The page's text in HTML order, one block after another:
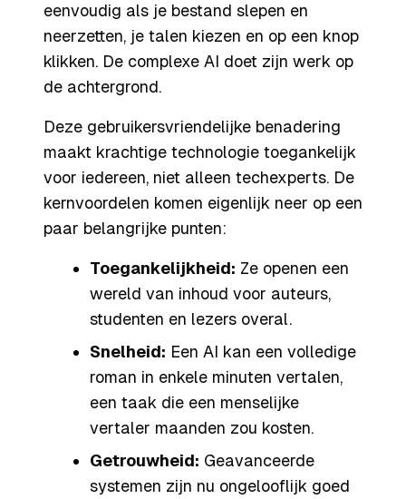
eenvoudig als je bestand slepen en
neerzetten, je talen kiezen en op een knop
klikken. De complexe AI doet zijn werk op
de achtergrond.
Deze gebruikersvriendelijke benadering
maakt krachtige technologie toegankelijk
voor iedereen, niet alleen techexperts. De
kernvoordelen komen eigenlijk neer op een
paar belangrijke punten:
Toegankelijkheid: Ze openen een
wereld van inhoud voor auteurs,
studenten en lezers overal.
Snelheid: Een AI kan een volledige
roman in enkele minuten vertalen,
een taak die een menselijke
vertaler maanden zou kosten.
Getrouwheid: Geavanceerde
systemen zijn nu ongelooflijk goed